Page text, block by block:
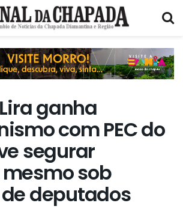
ganha
com PEC do
segurar
sob
deputados